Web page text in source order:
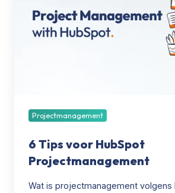
HubSpot
Projectmanagement
Projectmanagement
6 Tips voor HubSpot
Projectmanagement
Wat is projectmanagement volgens